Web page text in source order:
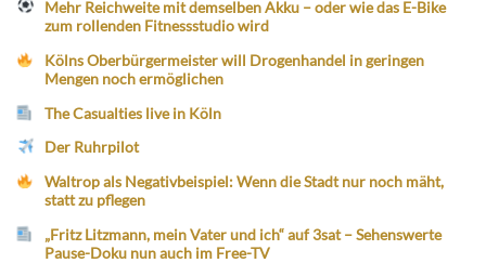
Mehr Reichweite mit demselben Akku – oder wie das E-Bike
zum rollenden Fitnessstudio wird
Kölns Oberbürgermeister will Drogenhandel in geringen
Mengen noch ermöglichen
The Casualties live in Köln
Der Ruhrpilot
Waltrop als Negativbeispiel: Wenn die Stadt nur noch mäht,
statt zu pflegen
„Fritz Litzmann, mein Vater und ich“ auf 3sat – Sehenswerte
Pause-Doku nun auch im Free-TV